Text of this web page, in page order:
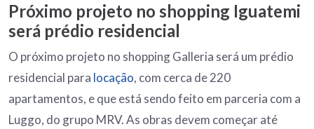
Próximo projeto no shopping Iguatemi
será prédio residencial
O próximo projeto no shopping Galleria será um prédio
residencial para locação, com cerca de 220
apartamentos, e que está sendo feito em parceria com a
Luggo, do grupo MRV. As obras devem começar até